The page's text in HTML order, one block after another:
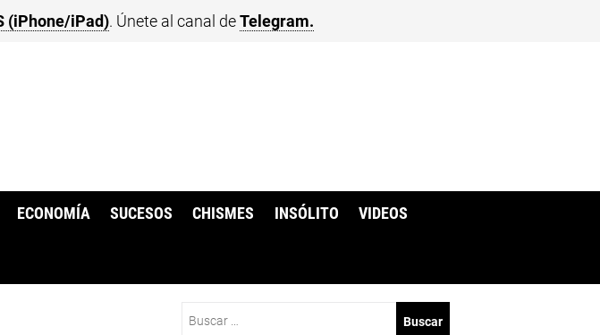
(iPhone/iPad). Únete al canal deTelegram.
ECONOMÍA SUCESOS CHISMES INSÓLITO VIDEOS